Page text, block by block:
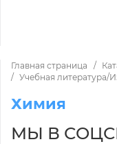
Главная страница
Учебная литература/
Химия
МЫ В